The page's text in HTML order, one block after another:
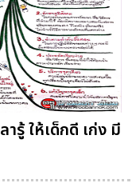
รู้ ให้เด็กดี เก่ง มี